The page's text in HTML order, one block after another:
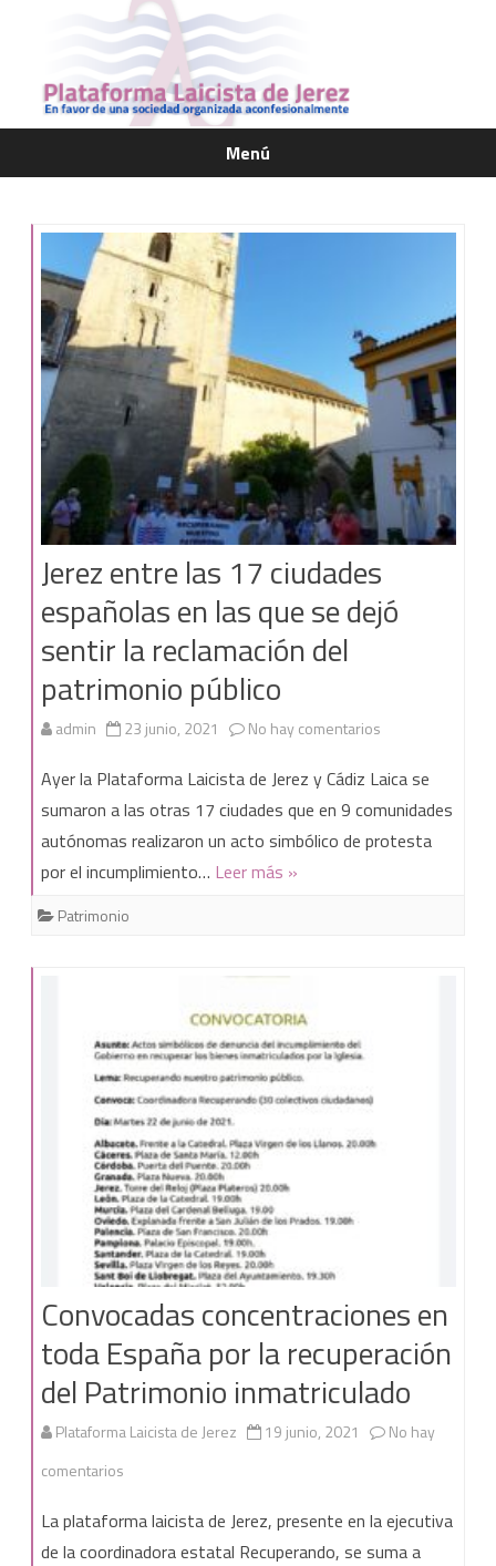
Menú
Saltar
Jerez entre las 17 ciudades
españolas en las que se dejó
sentir la reclamación del
patrimonio público
admin 23 junio, 2021 No hay comentarios
entre
las
del
patrimonio
público
Ayer la Plataforma Laicista de Jerez y Cádiz Laica se
sumaron a las otras 17 ciudades que en 9 comunidades
autónomas realizaron un acto simbólico de protesta
por el incumplimiento… Leer más »
Patrimonio
Convocadas concentraciones en
toda España por la recuperación
del Patrimonio inmatriculado
Plataforma Laicista de Jerez 19 junio, 2021
No hay
comentarios
concentraciones
La plataforma laicista de Jerez, presente en la ejecutiva
de la coordinadora estatal Recuperando, se suma a